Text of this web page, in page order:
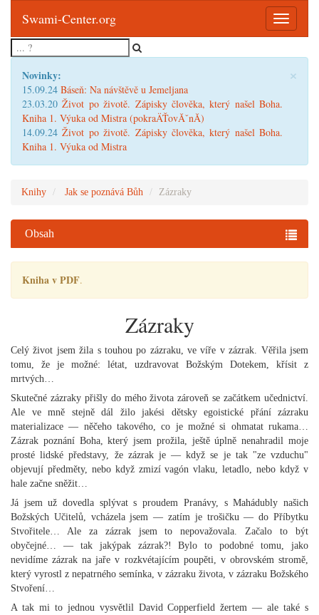
Toggle
Swami-Center.org
×
Novinky:
15.09.24 Báseň: Na návštěvě u Jemeljana
23.03.20Život po životě. Zápisky člověka, který našel Boha.
Kniha 1. Výuka od Mistra (pokraÄŤovĂˇnĂ­)
14.09.24Život po životě. Zápisky člověka, který našel Boha.
Kniha 1. Výuka od Mistra
Knihy Jak se poznává Bůh Zázraky
Obsah
Kniha v PDF.
Zázraky
Celý život jsem žila s touhou po zázraku, ve víře v zázrak. Věřila jsem
tomu, že je možné: létat, uzdravovat Božským Dotekem, křísit z
mrtvých…
Skutečné zázraky přišly do mého života zároveň se začátkem učednictví.
Ale ve mně stejně dál žilo jakési dětsky egoistické přání zázraku
materializace — něčeho takového, co je možné si ohmatat rukama…
Zázrak poznání Boha, který jsem prožila, ještě úplně nenahradil moje
prosté lidské představy, že zázrak je — když se je tak "ze vzduchu"
objevují předměty, nebo když zmizí vagón vlaku, letadlo, nebo když v
hale začne sněžit…
Já jsem už dovedla splývat s proudem Pranávy, s Mahádubly našich
Božských Učitelů, vcházela jsem — zatím je trošičku — do Příbytku
Stvořitele… Ale za zázrak jsem to nepovažovala. Začalo to být
obyčejné… — tak jakýpak zázrak?! Bylo to podobné tomu, jako
nevidíme zázrak na jaře v rozkvétajícím poupěti, v obrovském stromě,
který vyrostl z nepatrného semínka, v zázraku života, v zázraku Božského
Stvoření…
A tak mi to jednou vysvětlil David Copperfield žertem — ale také s